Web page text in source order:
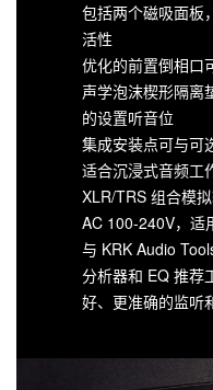
包括两个磁吸面板
活性
优化的前置倒相口
声学泡沫楔形隔离
的设置听音位
集成安装点可与可
适合沉浸式音频工
XLR/TRS 组合模
AC 100-240V，适
与 KRK Audio
分析器和 EQ 推荐
好、更准确的监听